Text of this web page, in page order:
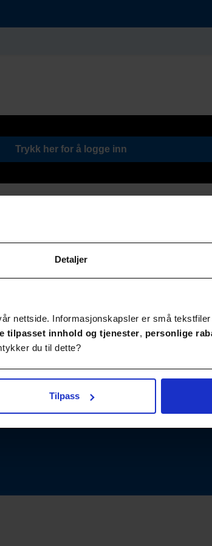
Detaljer
nettside. Informasjonskapsler er små
tilpasset innhold og tjenester, personlige
du til dette?
Tilpass
Trykk her for å logge inn
Viktige lenker
Kontakt